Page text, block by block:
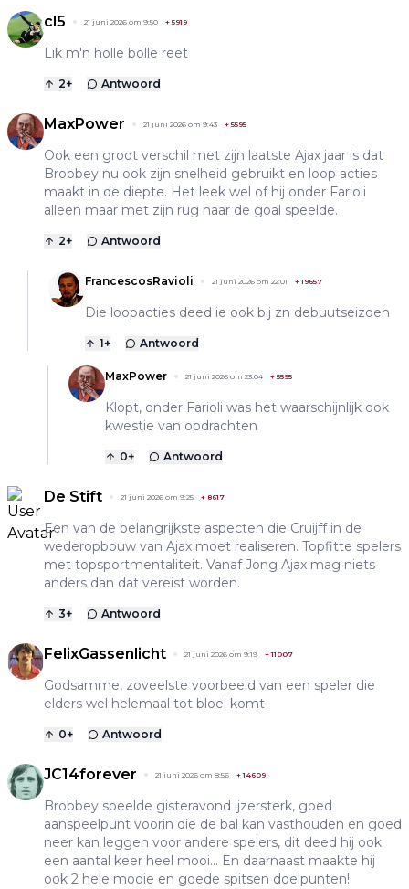
cl5 21 juni 2026 om 9:50 +5919
Lik m'n holle bolle reet
2+ Antwoord
MaxPower 21 juni 2026 om 9:43 +5595
Ook een groot verschil met zijn laatste Ajax jaar is dat
Brobbey nu ook zijn snelheid gebruikt en loop acties
maakt in de diepte. Het leek wel of hij onder Farioli
alleen maar met zijn rug naar de goal speelde.
2+ Antwoord
FrancescosRavioli 21 juni 2026 om 22:01 +19657
Die loopacties deed ie ook bij zn debuutseizoen
1+ Antwoord
MaxPower 21 juni 2026 om 23:04 +5595
Klopt, onder Farioli was het waarschijnlijk ook
kwestie van opdrachten
0+ Antwoord
De Stift 21 juni 2026 om 9:25 + 8617
Een van de belangrijkste aspecten die Cruijff in de
wederopbouw van Ajax moet realiseren. Topfitte spelers
met topsportmentaliteit. Vanaf Jong Ajax mag niets
anders dan dat vereist worden.
3+ Antwoord
FelixGassenlicht 21 juni 2026 om 9:19 +11007
Godsamme, zoveelste voorbeeld van een speler die
elders wel helemaal tot bloei komt
0+ Antwoord
JC14forever 21 juni 2026 om 8:56 +14609
Brobbey speelde gisteravond ijzersterk, goed
aanspeelpunt voorin die de bal kan vasthouden en goed
neer kan leggen voor andere spelers, dit deed hij ook
een aantal keer heel mooi... En daarnaast maakte hij
ook 2 hele mooie en goede spitsen doelpunten!